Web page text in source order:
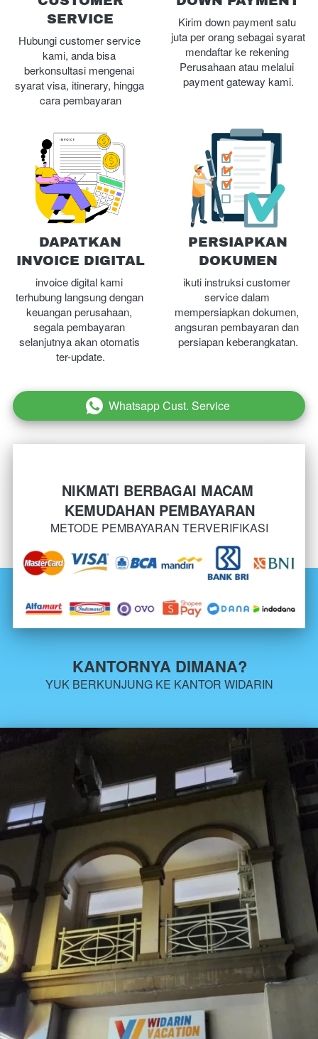
SERVICE
Hubungi customer service
kami, anda bisa
berkonsultasi mengenai
syarat visa, itinerary, hingga
cara pembayaran
Kirim down payment satu
juta per orang sebagai syarat
mendaftar ke rekening
Perusahaan atau melalui
payment gateway kami.
DAPATKAN
INVOICE DIGITAL
invoice digital kami
terhubung langsung dengan
keuangan perusahaan,
segala pembayaran
selanjutnya akan otomatis
ter-update.
PERSIAPKAN
DOKUMEN
ikuti instruksi customer
service dalam
mempersiapkan dokumen,
angsuran pembayaran dan
persiapan keberangkatan.
` Whatsapp Cust. Service
NIKMATI BERBAGAI MACAM
KEMUDAHAN PEMBAYARAN
METODE PEMBAYARAN TERVERIFIKASI
KANTORNYA DIMANA?
YUK BERKUNJUNG KE KANTOR WIDARIN